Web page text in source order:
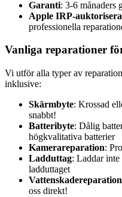
Garanti: 3-6 månaders
Apple IRP-
professionella
Vanliga reparationer
Vi utför alla typer av
inklusive:
Skärmbyte: Krossad
snabbt!
Batteribyte: Dålig
högkvalitativa batterier
Kamerareparation:
Ladduttag: Laddar
ladduttaget
Vattenskadereparation
oss direkt!